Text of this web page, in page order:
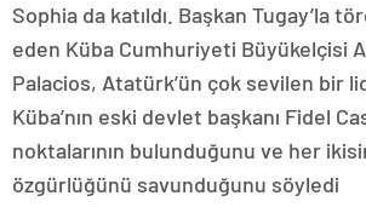
Sophia da katıldı. Başkan Tugay’la
eden Küba Cumhuriyeti Büyükelçisi
Palacios, Atatürk’ün çok sevilen bir
Küba’nın eski devlet başkanı Fidel
noktalarının bulunduğunu ve her
özgürlüğünü savunduğunu söyledi